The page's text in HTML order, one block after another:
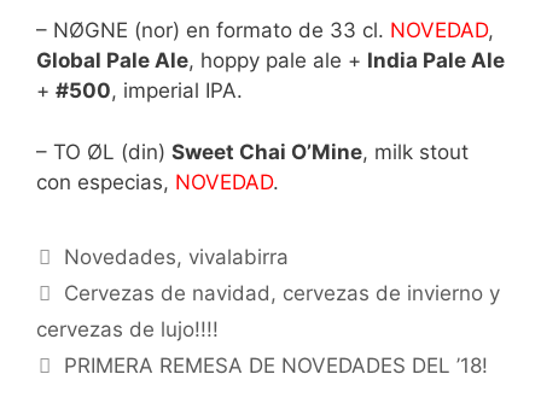
– NØGNE (nor) en formato de 33 cl. NOVEDAD,
Global Pale Ale, hoppy pale ale + India Pale Ale
+ #500, imperial IPA.
– TO ØL (din) Sweet Chai O’Mine, milk stout
con especias, NOVEDAD.
Categorías
Novedades, vivalabirra
Cervezas de navidad, cervezas de invierno y
cervezas de lujo!!!!
PRIMERA REMESA DE NOVEDADES DEL ’18!